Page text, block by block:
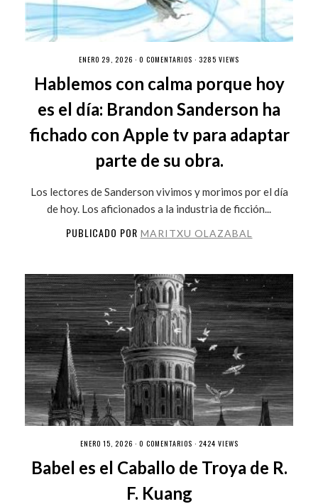
ENERO 29, 2026 · 0 COMENTARIOS · 3285 VIEWS
Hablemos con calma porque hoy
es el día: Brandon Sanderson ha
fichado con Apple tv para adaptar
parte de su obra.
Los lectores de Sanderson vivimos y morimos por el día
de hoy. Los aficionados a la industria de ficción...
PUBLICADO POR MARITXU OLAZABAL
ENERO 15, 2026 · 0 COMENTARIOS · 2424 VIEWS
Babel es el Caballo de Troya de R.
F. Kuang